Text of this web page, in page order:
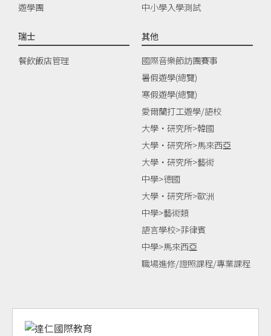
遊學團
中小學入學測試
瑞士
餐飲飯店管理
其他
國際音樂節訪團賽事
暑假遊學(總覽)
寒假遊學(總覽)
愛爾蘭打工遊學/語校
大學‧研究所>韓國
大學‧研究所>馬來西亞
大學‧研究所>藝術
中學>德國
大學‧研究所>歐洲
中學>藝術類
語言學校>菲律賓
中學>馬來西亞
職場進修/證照課程/專業課程